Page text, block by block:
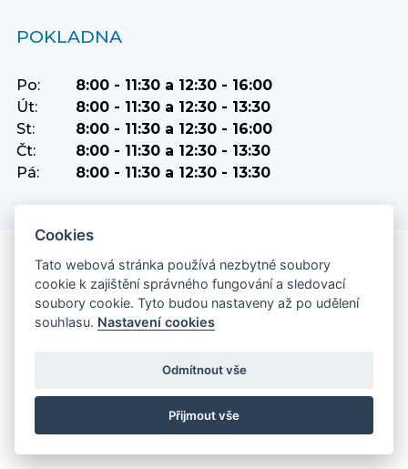
POKLADNA
Po:
8:00 - 11:30 a 12:30 - 16:00
Út:
8:00 - 11:30 a 12:30 - 13:30
St:
8:00 - 11:30 a 12:30 - 16:00
Čt:
8:00 - 11:30 a 12:30 - 13:30
Pá:
8:00 - 11:30 a 12:30 - 13:30
ZAJÍMAVÉ ODKAZY
Městské informační centrum
Útulek pro psy Orlová
Cookies
Tato webová stránka používá nezbytné soubory
cookie k zajištění správného fungování a sledovací
soubory cookie. Tyto budou nastaveny až po udělení
souhlasu. Nastavení cookies
Odmítnout vše
Přijmout vše